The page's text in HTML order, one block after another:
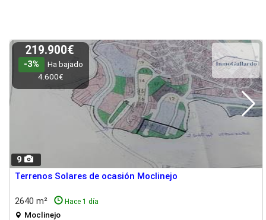
9
219.900€
-3%
Ha bajado
4.600€
Terrenos Solares de ocasión Moclinejo
2640 m² Hace 1 día
Moclinejo